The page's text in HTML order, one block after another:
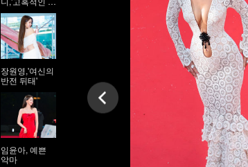
킹'
장원영,'여신의
반전 뒤태'
임윤아, 예쁜
악마